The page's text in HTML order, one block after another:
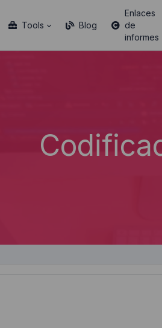
Tools Blog
Enlaces
de
informes